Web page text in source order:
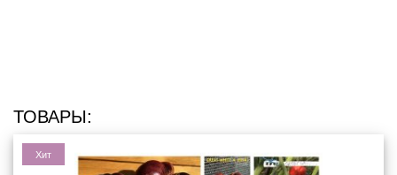
ТОВАРЫ:
Хит